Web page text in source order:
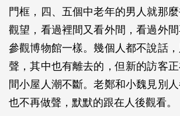
門框，四、五個中老年的男人就那
觀望，看過裡間又看外間，看過外
參觀博物館一樣。幾個人都不說話
聲，其中也有離去的，但新的訪客
間小屋人潮不斷。老鄭和小魏見別
也不再做聲，默默的跟在人後觀看。